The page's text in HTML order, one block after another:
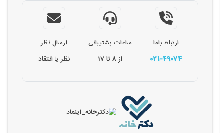
ارتباط باما
021-49074
ساعات پشتیبانی
از 8 تا 17
ارسال نظر
نظر یا انتقاد